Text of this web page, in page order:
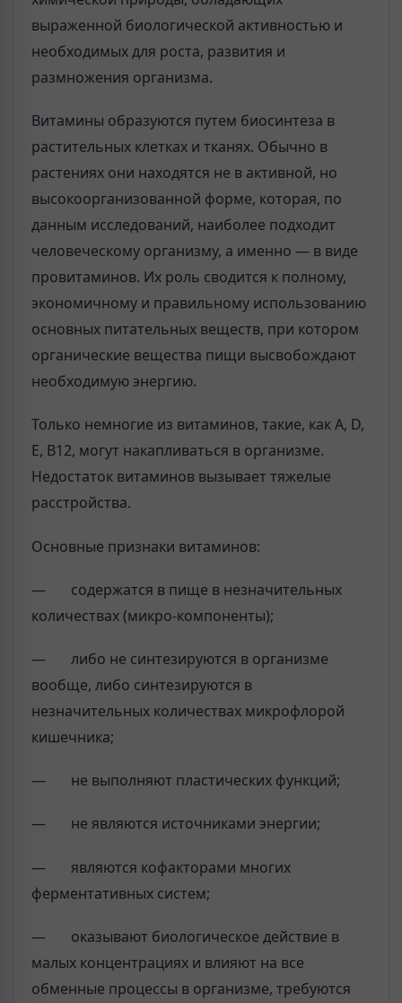
выраженной биологической активностью и
необходимых для роста, развития и
размножения организма.
Витамины образуются путем биосинтеза в
растительных клетках и тканях. Обычно в
растениях они находятся не в активной, но
высокоорганизованной форме, которая, по
данным исследований, наиболее подходит
человеческому организму, а именно — в виде
провитаминов. Их роль сводится к полному,
экономичному и правильному использованию
основных питательных веществ, при котором
органические вещества пищи высвобождают
необходимую энергию.
Только немногие из витаминов, такие, как A, D,
Е, В12, могут накапливаться в организме.
Недостаток витаминов вызывает тяжелые
расстройства.
Основные признаки витаминов:
— содержатся в пище в незначительных
количествах (микро-компоненты);
— либо не синтезируются в организме
вообще, либо синтезируются в
незначительных количествах микрофлорой
кишечника;
— не выполняют пластических функций;
— не являются источниками энергии;
— являются кофакторами многих
ферментативных систем;
— оказывают биологическое действие в
малых концентрациях и влияют на все
обменные процессы в организме, требуются